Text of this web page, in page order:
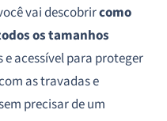
vai descobrircomo
os tamanhos
acessível para proteger
as travadas e
precisar de um